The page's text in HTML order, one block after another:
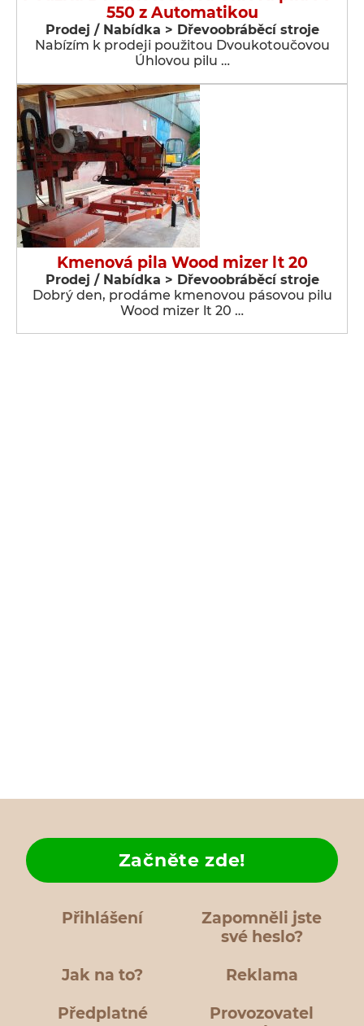
550 z Automatikou
Prodej / Nabídka > Dřevoobráběcí stroje
Nabízím k prodeji použitou Dvoukotoučovou
Úhlovou pilu …
Kmenová pila Wood mizer lt 20
Prodej / Nabídka > Dřevoobráběcí stroje
Dobrý den, prodáme kmenovou pásovou pilu
Wood mizer lt 20 …
Přihlášení
Zapomněli jste
své heslo?
Jak na to?
Začněte zde!
Reklama
Předplatné
Provozovatel